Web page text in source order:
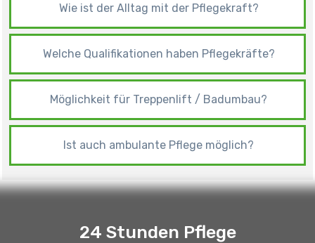
Wie ist der Alltag mit der Pflegekraft?
Welche Qualifikationen haben Pflegekräfte?
Möglichkeit für Treppenlift / Badumbau?
Ist auch ambulante Pflege möglich?
24 Stunden Pflege